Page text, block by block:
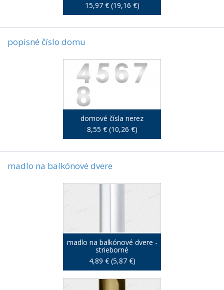
15,97 € (19,16 €)
popisné číslo domu
domové čísla nerez
8,55 € (10,26 €)
madlo na balkónové dvere
madlo na balkónové dvere -
strieborné
4,89 € (5,87 €)